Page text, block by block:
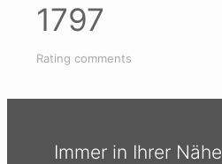
1797
Rating comments
Immer in Ihrer Nähe